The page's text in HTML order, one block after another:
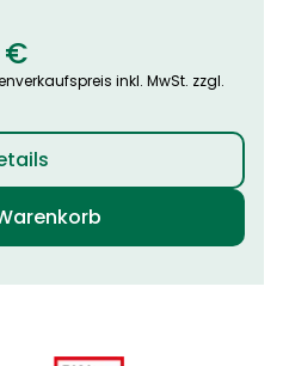
€
inkl. MwSt. zzgl.